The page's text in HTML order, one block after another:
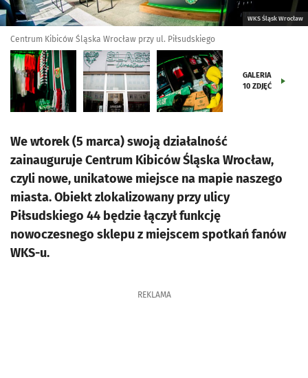
WKS Śląsk Wrocław
Centrum Kibiców Śląska Wrocław przy ul. Piłsudskiego
GALERIA
10 ZDJĘĆ
We wtorek (5 marca) swoją działalność
zainauguruje Centrum Kibiców Śląska Wrocław,
czyli nowe, unikatowe miejsce na mapie naszego
miasta. Obiekt zlokalizowany przy ulicy
Piłsudskiego 44 będzie łączył funkcję
nowoczesnego sklepu z miejscem spotkań fanów
WKS-u.
REKLAMA